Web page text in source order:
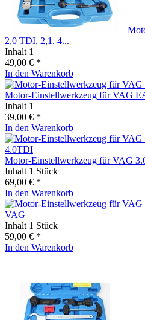
2,0 TDI, 2,1, 4...
Inhalt 1
49,00 € *
In den Warenkorb
Motor-Einstellwerkzeug für VAG
Inhalt 1
39,00 € *
In den Warenkorb
Motor-Einstellwerkzeug für VAG
Inhalt 1 Stück
69,00 € *
In den Warenkorb
VAG
Inhalt 1 Stück
59,00 € *
In den Warenkorb